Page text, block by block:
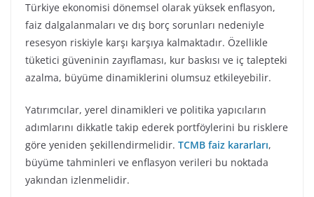
Türkiye ekonomisi dönemsel olarak yüksek enflasyon,
faiz dalgalanmaları ve dış borç sorunları nedeniyle
resesyon riskiyle karşı karşıya kalmaktadır. Özellikle
tüketici güveninin zayıflaması, kur baskısı ve iç talepteki
azalma, büyüme dinamiklerini olumsuz etkileyebilir.
Yatırımcılar, yerel dinamikleri ve politika yapıcıların
adımlarını dikkatle takip ederek portföylerini bu risklere
göre yeniden şekillendirmelidir. TCMB faiz kararları,
büyüme tahminleri ve enflasyon verileri bu noktada
yakından izlenmelidir.